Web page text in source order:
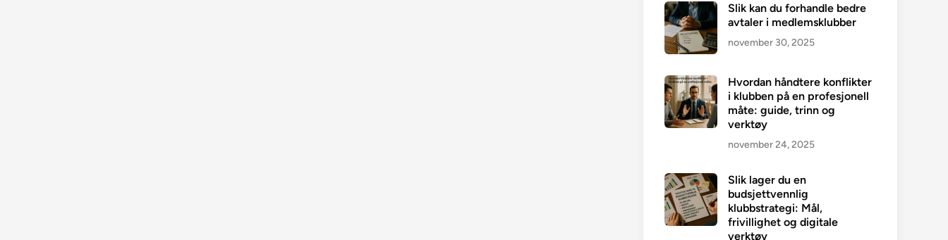
Slik kan du forhandle bedre
avtaler i medlemsklubber
november 30, 2025
Hvordan håndtere konflikter
i klubben på en profesjonell
måte: guide, trinn og
verktøy
november 24, 2025
Slik lager du en
budsjettvennlig
klubbstrategi: Mål,
frivillighet og digitale
verktøy